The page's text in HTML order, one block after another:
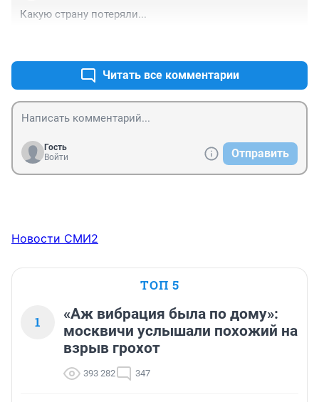
Какую страну потеряли...
Читать все комментарии
Гость
Войти
Отправить
Новости СМИ2
ТОП 5
1
«Аж вибрация была по дому»:
москвичи услышали похожий на
взрыв грохот
393 282 347